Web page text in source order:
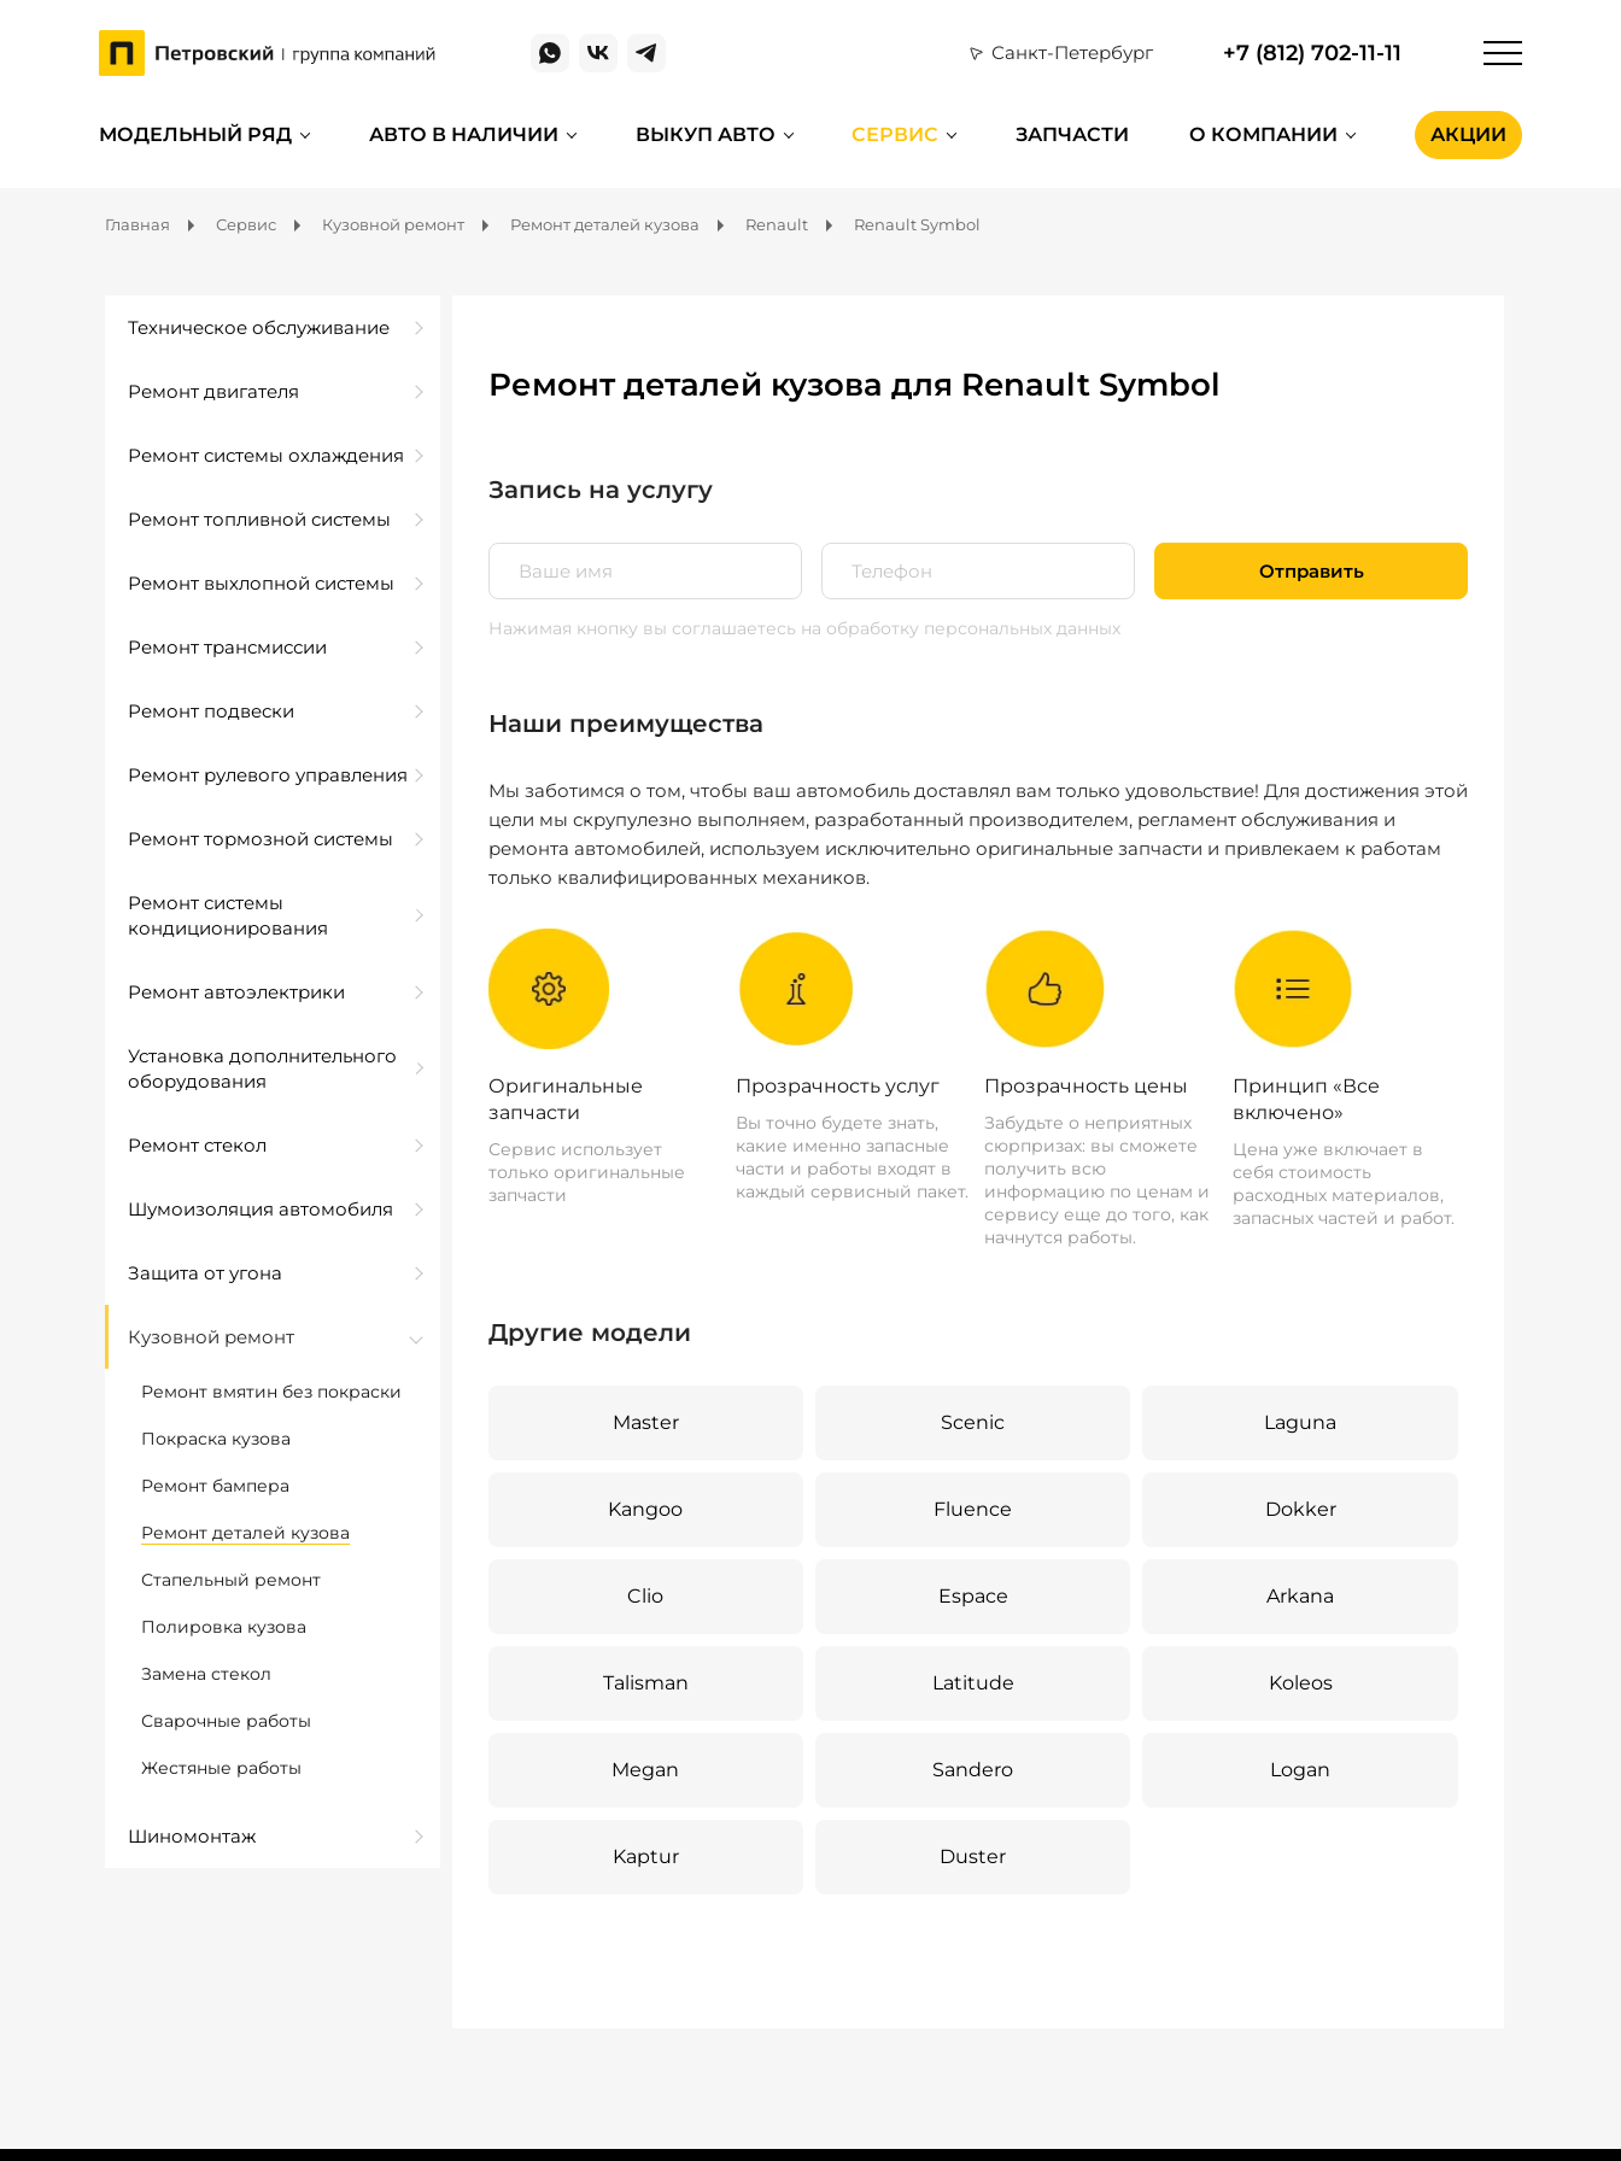
Санкт-Петербург +7 (812) 702-11-11
МОДЕЛЬНЫЙ РЯД АВТО В НАЛИЧИИ ВЫКУП АВТО СЕРВИС ЗАПЧАСТИ О КОМПАНИИ АКЦИИ
Главная Сервис Кузовной ремонт Ремонт деталей кузова Renault Renault Symbol
Техническое обслуживание
Ремонт двигателя
Ремонт системы охлаждения
Ремонт топливной системы
Ремонт выхлопной системы
Ремонт трансмиссии
Ремонт подвески
Ремонт рулевого управления
Ремонт тормозной системы
Ремонт системы
кондиционирования
Ремонт автоэлектрики
Установка дополнительного
оборудования
Ремонт стекол
Шумоизоляция автомобиля
Защита от угона
Кузовной ремонт
Ремонт вмятин без покраски
Покраска кузова
Ремонт бампера
Ремонт деталей кузова
Стапельный ремонт
Полировка кузова
Замена стекол
Сварочные работы
Жестяные работы
Шиномонтаж
Ремонт деталей кузова для Renault Symbol
Запись на услугу
Отправить
Нажимая кнопку вы соглашаетесь на обработку персональных данных
Наши преимущества
Мы заботимся о том, чтобы ваш автомобиль доставлял вам только удовольствие! Для достижения этой
цели мы скрупулезно выполняем, разработанный производителем, регламент обслуживания и
ремонта автомобилей, используем исключительно оригинальные запчасти и привлекаем к работам
только квалифицированных механиков.
Оригинальные
запчасти
Сервис использует
только оригинальные
запчасти
Прозрачность услуг
Вы точно будете знать,
какие именно запасные
части и работы входят в
каждый сервисный пакет.
Прозрачность цены
Забудьте о неприятных
сюрпризах: вы сможете
получить всю
информацию по ценам и
сервису еще до того, как
начнутся работы.
Принцип «Все
включено»
Цена уже включает в
себя стоимость
расходных материалов,
запасных частей и работ.
Другие модели
Master Scenic Laguna
Kangoo Fluence Dokker
Clio Espace Arkana
Talisman Latitude Koleos
Megan Sandero Logan
Kaptur Duster